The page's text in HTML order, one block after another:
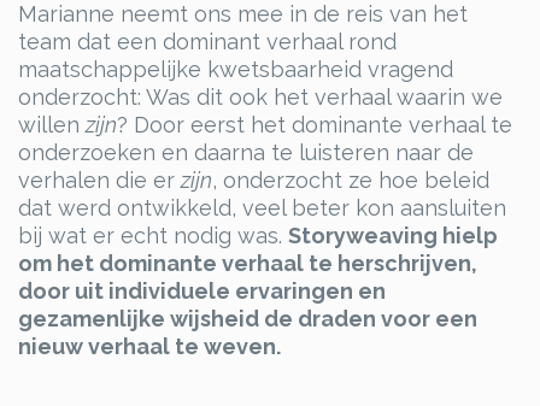
Marianne neemt ons mee in de reis van het
team dat een dominant verhaal rond
maatschappelijke kwetsbaarheid vragend
onderzocht: Was dit ook het verhaal waarin we
willenzijn? Door eerst het dominante verhaal te
onderzoeken en daarna te luisteren naar de
verhalen die erzijn, onderzocht ze hoe beleid
dat werd ontwikkeld, veel beter kon aansluiten
bij wat er echt nodig was. Storyweaving hielp
om het dominante verhaal te herschrijven,
door uit individuele ervaringen en
gezamenlijke wijsheid de draden voor een
nieuw verhaal te weven.